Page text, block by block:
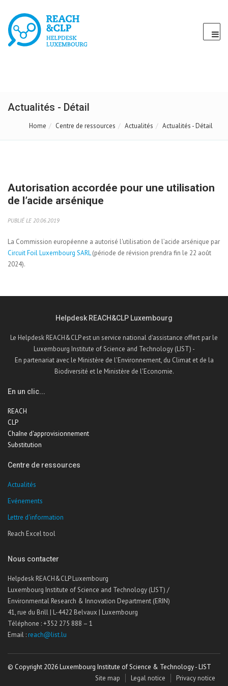
Actualités - Détail
Home Centre de ressources Actualités Actualités - Détail
Autorisation accordée pour une utilisation
de l’acide arsénique
PUBLIÉ LE 20.06.2019
La Commission européenne a autorisé l'utilisation de l’acide arsénique par
Circuit Foil Luxembourg SARL(période de révision prendra fin le 22 août
2024).
Helpdesk REACH&CLP Luxembourg
Le Helpdesk REACH&CLP est un service national d'assistance offert par le
Luxembourg Institute of Science and Technology (LIST) -
En partenariat avec le Ministère de l'Environnement, du Climat et de la
Biodiversité et le Ministère de l'Economie.
En un clic...
REACH
CLP
Chaîne d'approvisionnement
Substitution
Centre de ressources
Actualités
Evénements
Lettre d'information
Reach Excel tool
Nous contacter
Helpdesk REACH&CLP Luxembourg
Luxembourg Institute of Science and Technology (LIST) /
Environmental Research & Innovation Department (ERIN)
41, rue du Brill | L-4422 Belvaux | Luxembourg
Téléphone : +352 275 888 – 1
Email : reach@list.lu
© Copyright 2026 Luxembourg Institute of Science & Technology - LIST
Site map
Legal notice Privacy notice